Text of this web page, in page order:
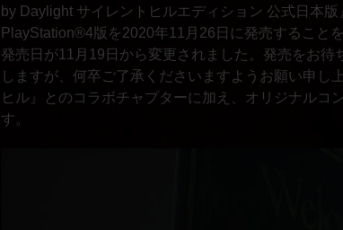
by Daylight サイレントヒルエディション 公式日本
PlayStation®4版を2020年11月26日に発売すること
発売日が11月19日から変更されました。発売をお
しますが、何卒ご了承くださいますようお願い申し
ヒル』とのコラボチャプターに加え、オリジナルコ
す。